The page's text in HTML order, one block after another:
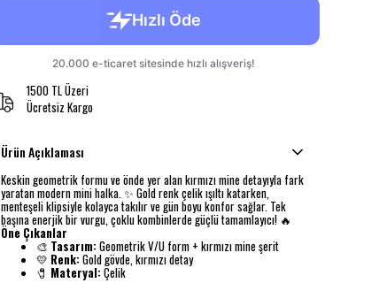
1500 TL Üzeri
Ücretsiz Kargo
Ürün Açıklaması
Keskin geometrik formu ve önde yer alan kırmızı mine detayıyla fark
yaratan modern mini halka. ✨ Gold renk çelik ışıltı katarken,
menteşeli klipsiyle kolayca takılır ve gün boyu konfor sağlar. Tek
başına enerjik bir vurgu, çoklu kombinlerde güçlü tamamlayıcı! 🔥
Öne Çıkanlar
🎨 Tasarım:Geometrik V/U form + kırmızı mine şerit
💛 Renk:Gold gövde, kırmızı detay
🧷 Materyal:Çelik